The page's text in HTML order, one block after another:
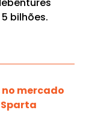
bilhões.
mercado